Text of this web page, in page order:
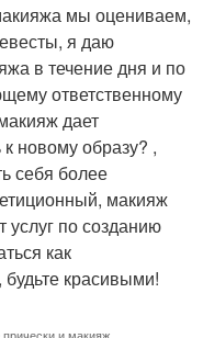
мы оцениваем,
я даю
в течение дня и по
ответственному
дает
новому образу? ,
себя более
макияж
услуг по созданию
как
будьте красивыми!
и макияж